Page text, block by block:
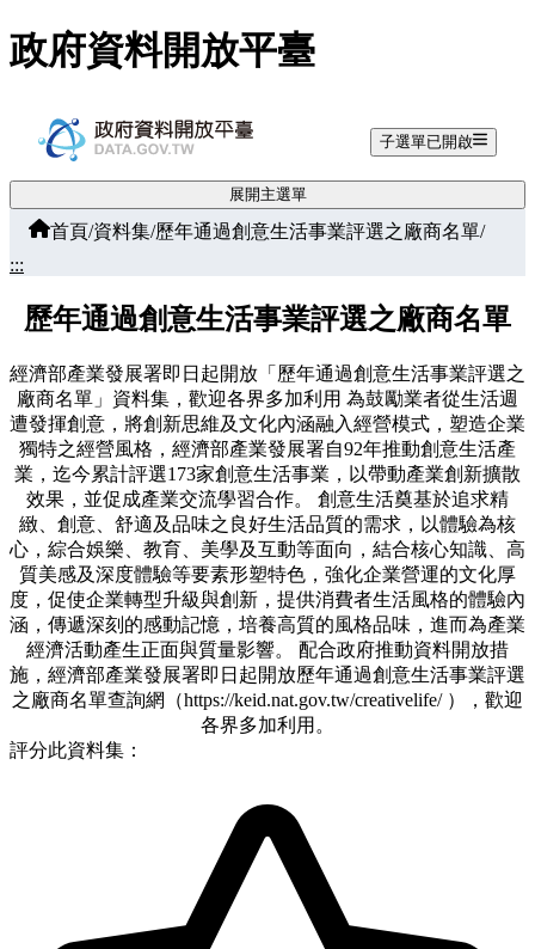
跳至主要內容
政府資料開放平臺
子選單已開啟
展開主選單
首頁/資料集/歷年通過創意生活事業評選之廠商名單/
:::
歷年通過創意生活事業評選之廠商名單
經濟部產業發展署即日起開放「歷年通過創意生活事業評選之
廠商名單」資料集，歡迎各界多加利用 為鼓勵業者從生活週
遭發揮創意，將創新思維及文化內涵融入經營模式，塑造企業
獨特之經營風格，經濟部產業發展署自92年推動創意生活產
業，迄今累計評選173家創意生活事業，以帶動產業創新擴散
效果，並促成產業交流學習合作。 創意生活奠基於追求精
緻、創意、舒適及品味之良好生活品質的需求，以體驗為核
心，綜合娛樂、教育、美學及互動等面向，結合核心知識、高
質美感及深度體驗等要素形塑特色，強化企業營運的文化厚
度，促使企業轉型升級與創新，提供消費者生活風格的體驗內
涵，傳遞深刻的感動記憶，培養高質的風格品味，進而為產業
經濟活動產生正面與質量影響。 配合政府推動資料開放措
施，經濟部產業發展署即日起開放歷年通過創意生活事業評選
之廠商名單查詢網（https://keid.nat.gov.tw/creativelife/ ），歡迎
各界多加利用。
評分此資料集：